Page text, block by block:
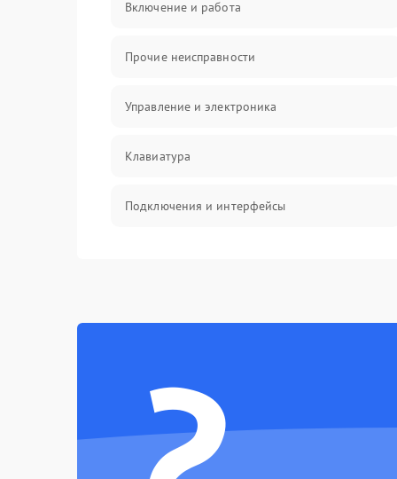
Включение и работа
Прочие неисправности
Управление и электроника
Клавиатура
Подключения и интерфейсы
Электроника